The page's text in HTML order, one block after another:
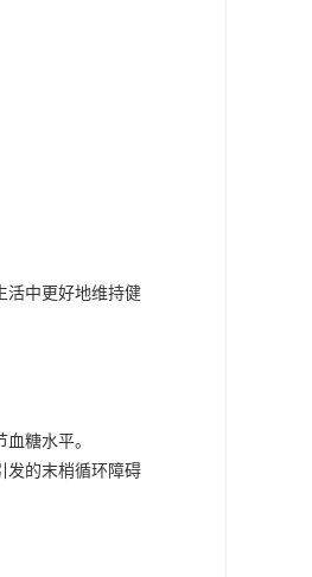
活中更好地维持健
糖水平。
发的末梢循环障碍